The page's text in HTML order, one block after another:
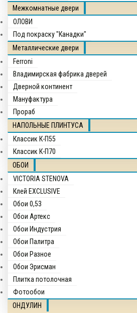
Межкомнатные двери
ОЛОВИ
Под покраску "Канадки"
Металлические двери
Ferroni
Владимирская фабрика дверей
Дверной континент
Мануфактура
Прораб
НАПОЛЬНЫЕ ПЛИНТУСА
Классик К-П55
Классик К-П70
ОБОИ
VICTORIA STENOVA
Клей EXCLUSIVE
Обои 0,53
Обои Артекс
Обои Индустрия
Обои Палитра
Обои Разное
Обои Эрисман
Плитка потолочная
Фотообои
ОНДУЛИН